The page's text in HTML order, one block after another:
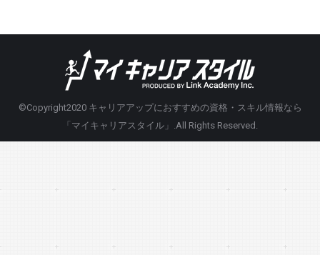
©Copyright2020 キャリアアップにおすすめの資格・スキル情報なら
「マイキャリアスタイル」 .All Rights Reserved.